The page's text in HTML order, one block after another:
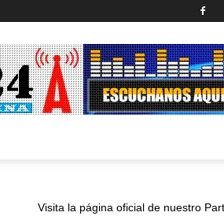
Visita la página oficial de nuestro